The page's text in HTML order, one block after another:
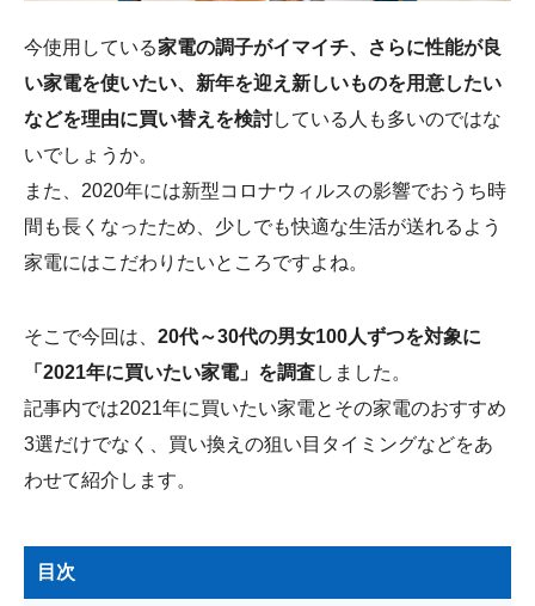
今使用している家電の調子がイマイチ、さらに性能が良
い家電を使いたい、新年を迎え新しいものを用意したい
などを理由に買い替えを検討している人も多いのではな
いでしょうか。
また、2020年には新型コロナウィルスの影響でおうち時
間も長くなったため、少しでも快適な生活が送れるよう
家電にはこだわりたいところですよね。
そこで今回は、 20代～30代の男女100人ずつを対象に
「2021年に買いたい家電」を調査しました。
記事内では2021年に買いたい家電とその家電のおすすめ
3選だけでなく、買い換えの狙い目タイミングなどをあ
わせて紹介します。
目次